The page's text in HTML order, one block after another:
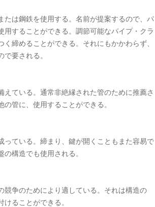
は鋼鉄を使用する。名前が提案するので、パ
することができる。調節可能なパイプ・クラ
締めることができる。それにもかかわらず、
要される。
ている。通常非絶縁された管のために推薦さ
管に、使用することができる。
ている。締まり、鍵が開くこともまた容易で
構造でも使用される。
争のためにより適している。それは構造の
ることができる。